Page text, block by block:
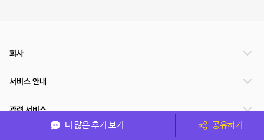
더 많은 후기 보기 공유하기
회사
서비스 안내
관련 서비스